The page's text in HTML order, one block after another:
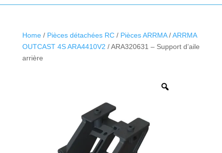
Home/ Pièces détachées RC/ Pièces ARRMA/ARRMA
OUTCAST 4S ARA4410V2 / ARA320631 – Support d’aile
arrière